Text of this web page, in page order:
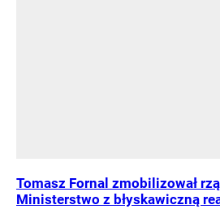
Tomasz Fornal zmobilizował
Ministerstwo z błyskawiczną